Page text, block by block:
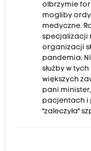
olbrzymie
mogliby
medyczne.
specjalizacji
organizacji
pandemia.
służby w
większych
pani
pacjentach i
"zaleczyła"